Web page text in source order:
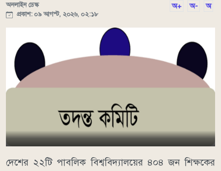
অনলাইন ডেস্ক
প্রকাশ: ০৯ আগস্ট, ২০২৬, ০২:১৮
অ+ অ- অ
দেশের ২২টি পাবলিক বিশ্ববিদ্যালয়ের ৪০৪ জন শিক্ষকের